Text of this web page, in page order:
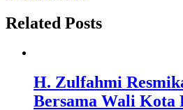
Related Posts
H. Zulfahmi
Bersama Wali Kota